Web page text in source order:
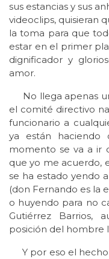
sus estancias y sus
videoclips, quisieran
la toma para que
estar en el primer
dignificador y
amor.
No llega apenas
el comité directivo
funcionario a
ya están haciendo
momento se va a ir
que yo me acuerdo,
se ha estado yendo
(don Fernando es la
o huyendo para no
Gutiérrez Barrios,
posición del hombre
Y por eso el hecho